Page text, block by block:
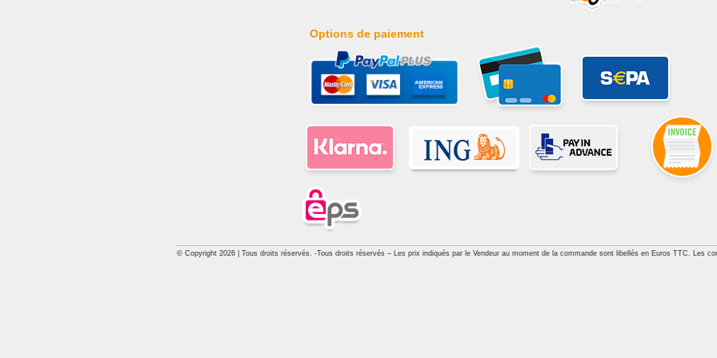
Options de paiement
© Copyright 2026 | Tous droits réservés. -Tous droits réservés – Les prix indiqués par le Vendeur au moment de la commande sont libellés en Euros TTC. Les